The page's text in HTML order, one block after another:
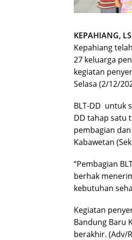
KEPAHIANG,
Kepahiang
27 keluarga
kegiatan
Selasa (2/12/
BLT-DD untuk
DD tahap satu
pembagian
Kabawetan
“Pembagian
berhak
kebutuhan
Kegiatan
Bandung Baru
berakhir. (Adv/